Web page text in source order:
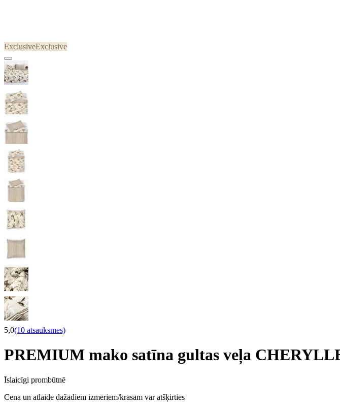
ExclusiveExclusive
5,0(10 atsauksmes)
PREMIUM mako satīna gultas veļa
Īslaicīgi prombūtnē
Cena un atlaide dažādiem izmēriem/krāsām var atšķirties